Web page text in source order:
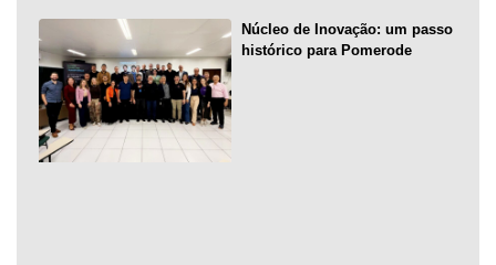
Núcleo de Inovação: um passo
histórico para Pomerode